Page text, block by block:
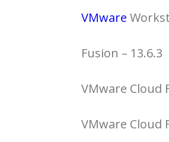
VMware
Fusion – 13.6.3
VMware Cloud
VMware Cloud